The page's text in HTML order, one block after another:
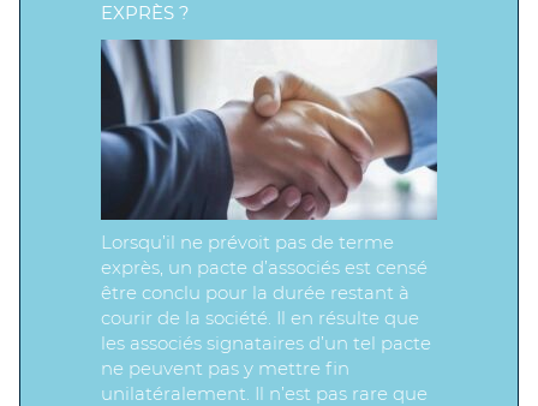
EXPRÈS ?
Lorsqu’il ne prévoit pas de terme
exprès, un pacte d’associés est censé
être conclu pour la durée restant à
courir de la société. Il en résulte que
les associés signataires d’un tel pacte
ne peuvent pas y mettre fin
unilatéralement. Il n’est pas rare que